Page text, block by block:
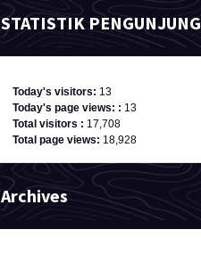
STATISTIK PENGUNJUNG
Today's visitors: 13
Today's page views: : 13
Total visitors : 17,708
Total page views: 18,928
Archives